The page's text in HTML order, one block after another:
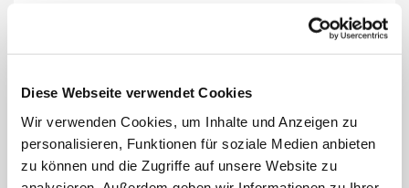
Diese Webseite verwendet Cookies
Wir verwenden Cookies, um Inhalte und Anzeigen zu
personalisieren, Funktionen für soziale Medien anbieten
zu können und die Zugriffe auf unsere Website zu
REISEZEITRAUM